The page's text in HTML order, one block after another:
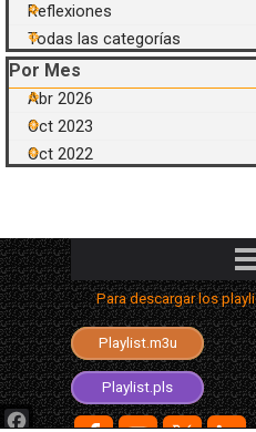
Reflexiones
Todas las categorías
Saltar el bloque Por Mes
Por Mes
Abr 2026
Oct 2023
Oct 2022
Para descargar los
Playlist.aimppl4
Playlist.m3u
Playlist.m3u8
Playlist.pls